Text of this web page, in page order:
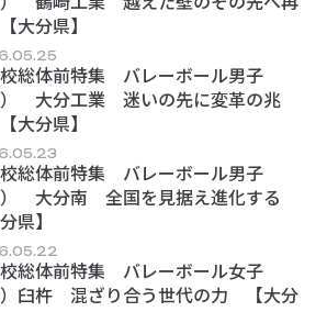
大分県】
総体前特集 バレーボール男子
） 大分工業 迷いの先に変革の兆
大分県】
総体前特集 バレーボール男子
） 大分南 全国を見据え進化する
県】
総体前特集 バレーボール女子
）臼杵 混ざり合う世代の力 【大分